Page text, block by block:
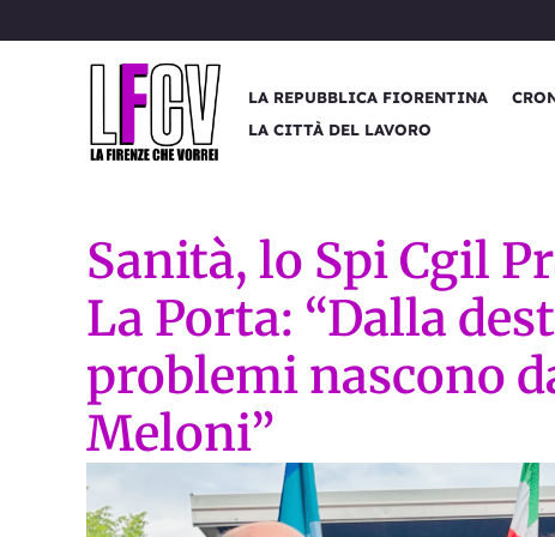
al
LA REPUBBLICA FIORENTINA
LA CITTÀ DEL LAVORO
Sanità, lo Spi Cgil
La Porta: “Dalla
problemi nascono
Meloni”